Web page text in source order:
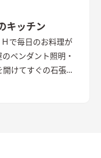
キッチン
で毎日のお料理が
ペンダント照明・
けてすぐの石張り